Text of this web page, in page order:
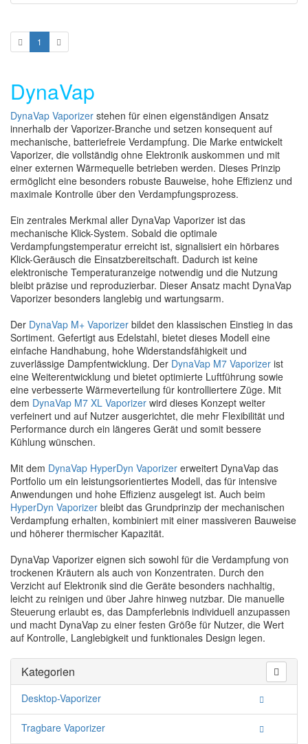
1
DynaVap
DynaVap Vaporizer stehen für einen eigenständigen Ansatz
innerhalb der Vaporizer-Branche und setzen konsequent auf
mechanische, batteriefreie Verdampfung. Die Marke entwickelt
Vaporizer, die vollständig ohne Elektronik auskommen und mit
einer externen Wärmequelle betrieben werden. Dieses Prinzip
ermöglicht eine besonders robuste Bauweise, hohe Effizienz und
maximale Kontrolle über den Verdampfungsprozess.
Ein zentrales Merkmal aller DynaVap Vaporizer ist das
mechanische Klick-System. Sobald die optimale
Verdampfungstemperatur erreicht ist, signalisiert ein hörbares
Klick-Geräusch die Einsatzbereitschaft. Dadurch ist keine
elektronische Temperaturanzeige notwendig und die Nutzung
bleibt präzise und reproduzierbar. Dieser Ansatz macht DynaVap
Vaporizer besonders langlebig und wartungsarm.
Der DynaVap M+ Vaporizer bildet den klassischen Einstieg in das
Sortiment. Gefertigt aus Edelstahl, bietet dieses Modell eine
einfache Handhabung, hohe Widerstandsfähigkeit und
zuverlässige Dampfentwicklung. Der DynaVap M7 Vaporizer ist
eine Weiterentwicklung und bietet optimierte Luftführung sowie
eine verbesserte Wärmeverteilung für kontrolliertere Züge. Mit
dem DynaVap M7 XL Vaporizer wird dieses Konzept weiter
verfeinert und auf Nutzer ausgerichtet, die mehr Flexibilität und
Performance durch ein längeres Gerät und somit bessere
Kühlung wünschen.
Mit dem DynaVap HyperDyn Vaporizer erweitert DynaVap das
Portfolio um ein leistungsorientiertes Modell, das für intensive
Anwendungen und hohe Effizienz ausgelegt ist. Auch beim
HyperDyn Vaporizer bleibt das Grundprinzip der mechanischen
Verdampfung erhalten, kombiniert mit einer massiveren Bauweise
und höherer thermischer Kapazität.
DynaVap Vaporizer eignen sich sowohl für die Verdampfung von
trockenen Kräutern als auch von Konzentraten. Durch den
Verzicht auf Elektronik sind die Geräte besonders nachhaltig,
leicht zu reinigen und über Jahre hinweg nutzbar. Die manuelle
Steuerung erlaubt es, das Dampferlebnis individuell anzupassen
und macht DynaVap zu einer festen Größe für Nutzer, die Wert
auf Kontrolle, Langlebigkeit und funktionales Design legen.
Kategorien
Desktop-Vaporizer
Tragbare Vaporizer